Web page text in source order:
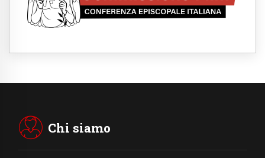
06.08.2026
Il responsabile del "Go! Franciscan Youth
In un minuto la visita di Papa Leone XIV ad
Chi siamo